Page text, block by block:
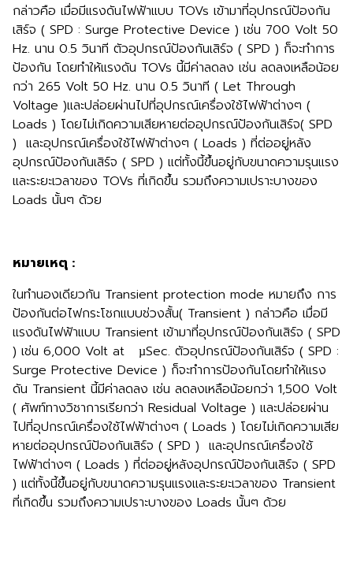
กล่าวคือ เมื่อมีแรงดันไฟฟ้าแบบ TOVs เข้ามาที่อุปกรณ์ป้องกัน
เสิร์จ ( SPD : Surge Protective Device ) เช่น 700 Volt 50
Hz. นาน 0.5 วินาที ตัวอุปกรณ์ป้องกันเสิร์จ ( SPD ) ก็จะทำการ
ป้องกัน โดยทำให้แรงดัน TOVs นี้มีค่าลดลง เช่น ลดลงเหลือน้อย
กว่า 265 Volt 50 Hz. นาน 0.5 วินาที ( Let Through
Voltage )และปล่อยผ่านไปที่อุปกรณ์เครื่องใช้ไฟฟ้าต่างๆ (
Loads ) โดยไม่เกิดความเสียหายต่ออุปกรณ์ป้องกันเสิร์จ( SPD
) และอุปกรณ์เครื่องใช้ไฟฟ้าต่างๆ ( Loads ) ที่ต่ออยู่หลัง
อุปกรณ์ป้องกันเสิร์จ ( SPD ) แต่ทั้งนี้ขึ้นอยู่กับขนาดความรุนแรง
และระยะเวลาของ TOVs ที่เกิดขึ้น รวมถึงความเปราะบางของ
Loads นั้นๆ ด้วย
หมายเหตุ :
ในทำนองเดียวกัน Transient protection mode หมายถึง การ
ป้องกันต่อไฟกระโชกแบบช่วงสั้น( Transient ) กล่าวคือ เมื่อมี
แรงดันไฟฟ้าแบบ Transient เข้ามาที่อุปกรณ์ป้องกันเสิร์จ ( SPD
) เช่น 6,000 Volt at µSec. ตัวอุปกรณ์ป้องกันเสิร์จ ( SPD :
Surge Protective Device ) ก็จะทำการป้องกันโดยทำให้แรง
ดัน Transient นี้มีค่าลดลง เช่น ลดลงเหลือน้อยกว่า 1,500 Volt
( ศัพท์ทางวิชาการเรียกว่า Residual Voltage ) และปล่อยผ่าน
ไปที่อุปกรณ์เครื่องใช้ไฟฟ้าต่างๆ ( Loads ) โดยไม่เกิดความเสีย
หายต่ออุปกรณ์ป้องกันเสิร์จ ( SPD ) และอุปกรณ์เครื่องใช้
ไฟฟ้าต่างๆ ( Loads ) ที่ต่ออยู่หลังอุปกรณ์ป้องกันเสิร์จ ( SPD
) แต่ทั้งนี้ขึ้นอยู่กับขนาดความรุนแรงและระยะเวลาของ Transient
ที่เกิดขึ้น รวมถึงความเปราะบางของ Loads นั้นๆ ด้วย